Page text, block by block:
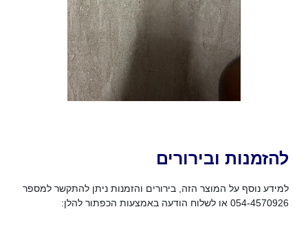
להזמנות ובירורים
למידע נוסף על המוצר הזה, בירורים והזמנות ניתן להתקשר למספר
054-4570926 או לשלוח הודעה באמצעות הכפתור להלן: